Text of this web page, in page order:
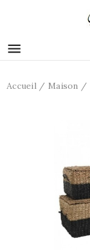

Accueil Maison